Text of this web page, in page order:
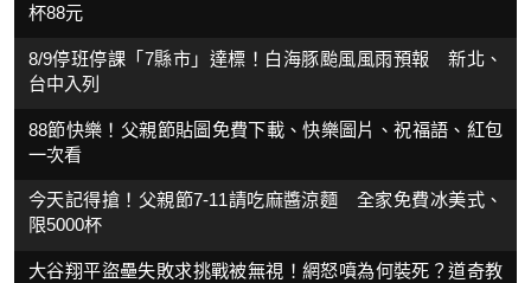
杯88元
8/9停班停課「7縣市」達標！白海豚颱風風雨預報 新北、
台中入列
88節快樂！父親節貼圖免費下載、快樂圖片、祝福語、紅包
一次看
今天記得搶！父親節7-11請吃麻醬涼麵 全家免費冰美式、
限5000杯
大谷翔平盜壘失敗求挑戰被無視！網怒噴為何裝死？道奇教